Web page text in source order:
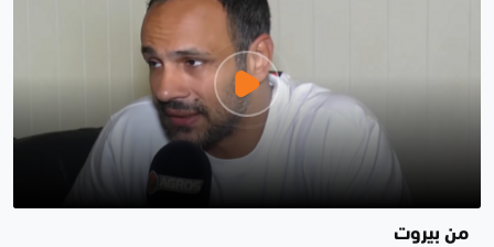
من بيروت